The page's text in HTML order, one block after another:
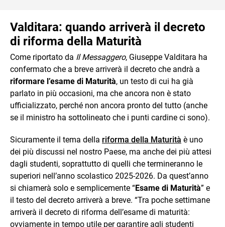
Valditara: quando arriverà il decreto
di riforma della Maturità
Come riportato da Il Messaggero, Giuseppe Valditara ha
confermato che a breve arriverà il decreto che andrà a
riformare l’esame di Maturità, un testo di cui ha già
parlato in più occasioni, ma che ancora non è stato
ufficializzato, perché non ancora pronto del tutto (anche
se il ministro ha sottolineato che i punti cardine ci sono).
Sicuramente il tema della riforma della Maturità è uno
dei più discussi nel nostro Paese, ma anche dei più attesi
dagli studenti, soprattutto di quelli che termineranno le
superiori nell’anno scolastico 2025-2026. Da quest’anno
si chiamerà solo e semplicemente “Esame di Maturità” e
il testo del decreto arriverà a breve. “Tra poche settimane
arriverà il decreto di riforma dell’esame di maturità:
ovviamente in tempo utile per garantire agli studenti